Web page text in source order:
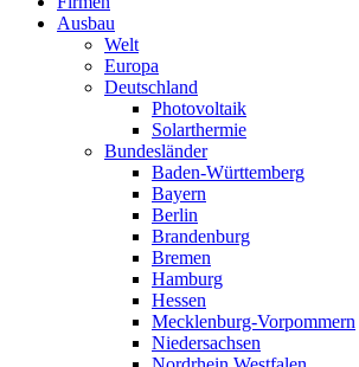
Ausbau
Welt
Europa
Deutschland
Photovoltaik
Solarthermie
Bundesländer
Baden-Württemberg
Bayern
Berlin
Brandenburg
Bremen
Hamburg
Hessen
Mecklenburg-Vorpommern
Niedersachsen